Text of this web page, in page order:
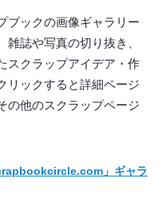
ブックの画像ギャラリー
誌や写真の切り抜き、
スクラップアイデア・作
リックすると詳細ページ
の他のスクラップページ
」ギャラ